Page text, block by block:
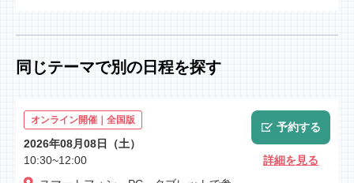
同じテーマで別の日程を探す
オンライン開催｜全国版
2026年08月08日（土）
10:30~12:00
予約する
詳細を見る